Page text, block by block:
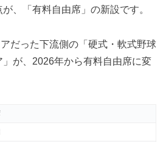
、「有料自由席」の新設です。
だった下流側の「硬式・軟式野球
が、2026年から有料自由席に変